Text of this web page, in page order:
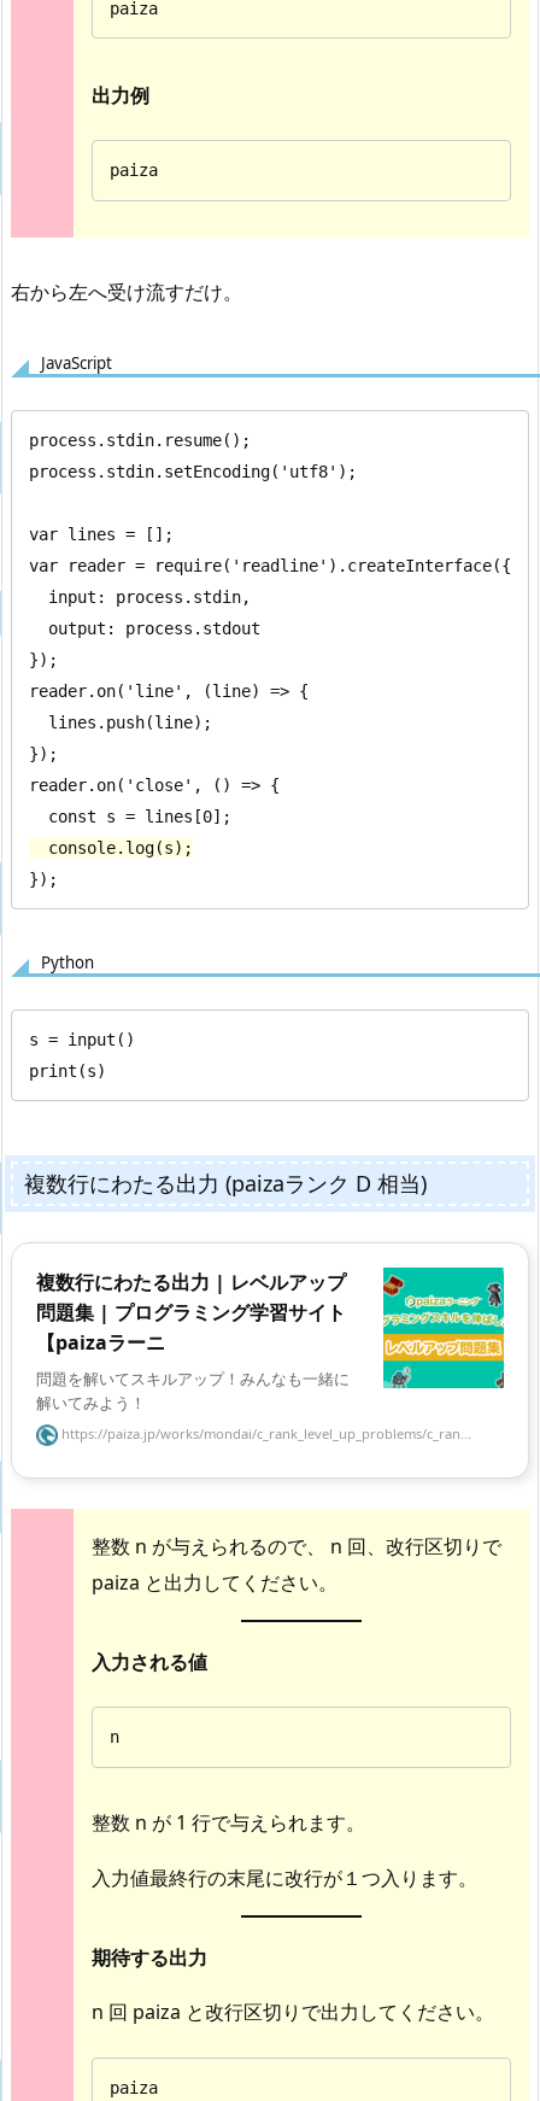
paiza
出力例
paiza
右から左へ受け流すだけ。
JavaScript
process.stdin.resume();
process.stdin.setEncoding('utf8');
var lines = [];
var reader = require('readline').createInterface({
});
reader.on('line', (line) => {
});
reader.on('close', () => {
  console.log(s);
});
Python
s = input()
print(s)
複数行にわたる出力 (paizaランク D 相当)
複数行にわたる出力 | レベルアップ
問題集 | プログラミング学習サイト
【paizaラーニ
問題を解いてスキルアップ！みんなも一緒に
解いてみよう！
https://paiza.jp/works/mondai/c_rank_level_up_problems/c_ran...
整数 n が与えられるので、 n 回、改行区切りで
paiza と出力してください。
入力される値
n
整数 n が 1 行で与えられます。
入力値最終行の末尾に改行が１つ入ります。
期待する出力
n 回 paiza と改行区切りで出力してください。
paiza